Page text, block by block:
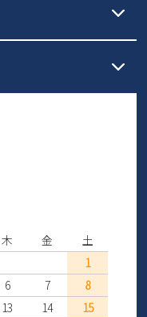
う、サイズ交換の受付期
ます。
木 金
土
1
6 7
8
13 14
15